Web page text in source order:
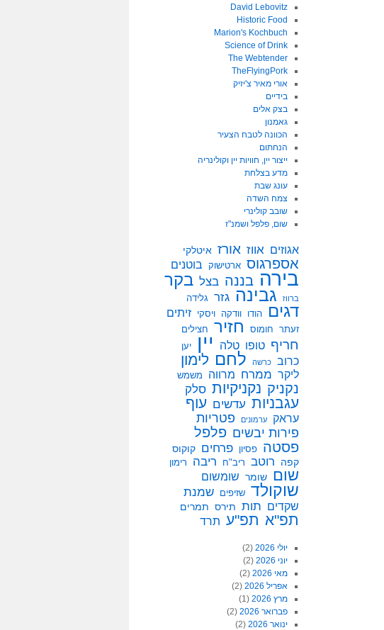
David Lebovitz
Historic Food
Marion's Kochbuch
Science of Drink
The Webtender
TheFlyingPork
אורי מאיר צ'יזיק
בידיים
בצק אלים
גאמנון
הכוונה לטבח הצעיר
הנחתום
ייצור יין, חוויות יין וקולינריה
מדע בצלחת
עונג שבת
צמח השדה
שובב קולינרי
שום, פלפל ושמנ"ז
אגוזים אווז אורז איטלקי
אספרגוס ארטישוק בוטנים
בירה בננה בצל בקר
ברווז גבינה גזר גלידה
דגים הודו וודקה ויסקי זיתים
זעתר חומוס חזיר חצילים
חריף טופו טלה יין יען
כרוב כרשה לחם לימון
ליקר ממרח מרווה משמש
נקניק נקניקיות סלק
עגבניות עדשים עוף
עראק ערמונים
פטריות
פירות יבשים פלפל
פסטה פסיון פרחים קוקוס
קפה
רוטב ריב"ח ריבה רימון
שום שומר שומשום
שוקולד שזיפים שמנת
שקדים תות תירס תמרים
תפ"א תפ"ע תרד
יולי 2026
(2)
יוני 2026
(2)
מאי 2026
(2)
אפריל 2026
(2)
מרץ 2026
(1)
פברואר 2026
(2)
ינואר 2026
(2)